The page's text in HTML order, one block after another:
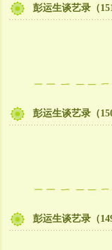
彭运生谈艺录（
彭运生谈艺录（
彭运生谈艺录（